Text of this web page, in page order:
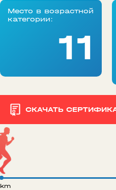
Место в возрастной
категории:
11
СКАЧАТЬ